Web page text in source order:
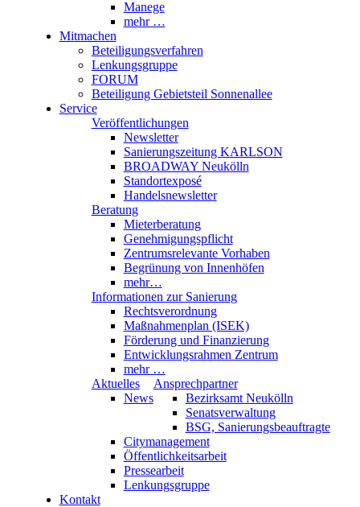
Manege
mehr …
Mitmachen
Beteiligungsverfahren
Lenkungsgruppe
FORUM
Beteiligung Gebietsteil Sonnenallee
Service
Veröffentlichungen
Newsletter
Sanierungszeitung KARLSON
BROADWAY Neukölln
Standortexposé
Handelsnewsletter
Beratung
Mieterberatung
Genehmigungspflicht
Zentrumsrelevante Vorhaben
Begrünung von Innenhöfen
mehr…
Informationen zur Sanierung
Rechtsverordnung
Maßnahmenplan (ISEK)
Förderung und Finanzierung
Entwicklungsrahmen Zentrum
mehr …
Aktuelles
News
Ansprechpartner
Bezirksamt Neukölln
Senatsverwaltung
BSG, Sanierungsbeauftragte
Citymanagement
Öffentlichkeitsarbeit
Pressearbeit
Lenkungsgruppe
Kontakt